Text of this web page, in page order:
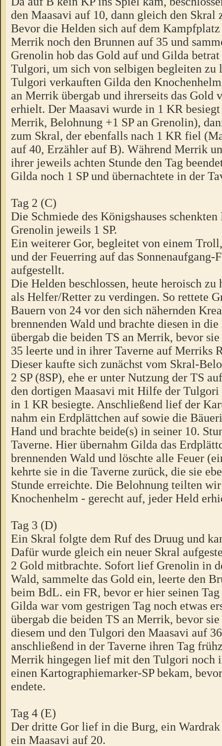
den Maasavi auf 10, dann gleich den Skral
Bevor die Helden sich auf dem
Merrik noch den Brunnen auf 35 und
Grenolin hob das Gold auf und Gilda betrat
Tulgori, um sich von selbigen begleiten zu
Tulgori verkauften Gilda den
an Merrik übergab und ihrerseits das Gold
erhielt. Der Maasavi wurde in 1 KR
Merrik, Belohnung +1 SP an Grenolin),
zum Skral, der ebenfalls nach 1 KR fiel
auf 40, Erzähler auf B). Während Merrik
ihrer jeweils achten Stunde den Tag
Gilda noch 1 SP und übernachtete in der
Tag 2 (C)
Die Schmiede des Königshauses
Grenolin jeweils 1 SP.
Ein weiterer Gor, begleitet von einem
und der Feuerring auf das Sonnenaufgang-
aufgestellt.
Die Helden beschlossen, heute heroisch zu
als Helfer/Retter zu verdingen. So rettete
Bauern von 24 vor den sich nähernden
brennenden Wald und brachte diesen in
übergab die beiden TS an Merrik, bevor
35 leerte und in ihrer Taverne auf Merriks
Dieser kaufte sich zunächst vom Skral-
2 SP (8SP), ehe er unter Nutzung der TS
den dortigen Maasavi mit Hilfe der Tulgori
in 1 KR besiegte. Anschließend lief der
nahm ein Erdplättchen auf sowie die
Hand und brachte beide(s) in seiner 10.
Taverne. Hier übernahm Gilda das
brennenden Wald und löschte alle Feuer
kehrte sie in die Taverne zurück, die sie
Stunde erreichte. Die Belohnung teilten
Knochenhelm - gerecht auf, jeder Held
Tag 3 (D)
Ein Skral folgte dem Ruf des Druug und
Dafür wurde gleich ein neuer Skral
2 Gold mitbrachte. Sofort lief Grenolin in
Wald, sammelte das Gold ein, leerte den
beim BdL. ein FR, bevor er hier seinen Tag
Gilda war vom gestrigen Tag noch etwas
übergab die beiden TS an Merrik, bevor
diesem und den Tulgori den Maasavi auf
anschließend in der Taverne ihren Tag
Merrik hingegen lief mit den Tulgori noch
einen Kartographiemarker-SP bekam,
endete.
Tag 4 (E)
Der dritte Gor lief in die Burg, ein
ein Maasavi auf 20.